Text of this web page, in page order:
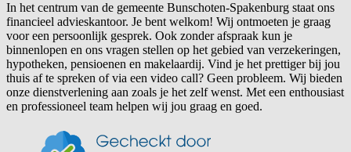
In het centrum van de gemeente Bunschoten-Spakenburg staat ons
financieel advieskantoor. Je bent welkom! Wij ontmoeten je graag
voor een persoonlijk gesprek. Ook zonder afspraak kun je
binnenlopen en ons vragen stellen op het gebied van verzekeringen,
hypotheken, pensioenen en makelaardij. Vind je het prettiger bij jou
thuis af te spreken of via een video call? Geen probleem. Wij bieden
onze dienstverlening aan zoals je het zelf wenst. Met een enthousiast
en professioneel team helpen wij jou graag en goed.